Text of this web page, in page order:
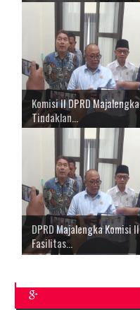
Komisi II DPRD Majalengka
Tindaklan...
DPRD Majalengka Komisi II
Fasilitas...